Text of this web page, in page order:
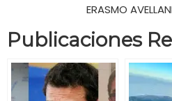
ERASMO
Publicaciones